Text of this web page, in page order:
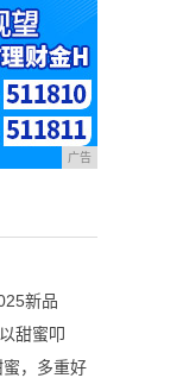
广告
新品
甜蜜叩
，多重好